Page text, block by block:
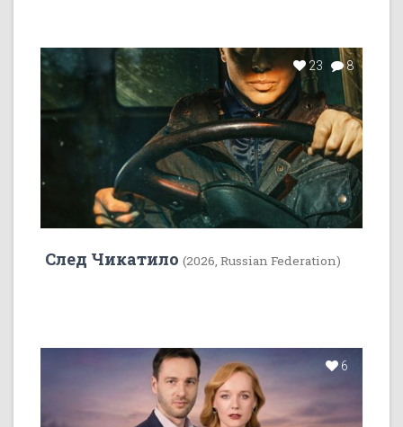
23 8
След Чикатило (2026, Russian Federation)
6